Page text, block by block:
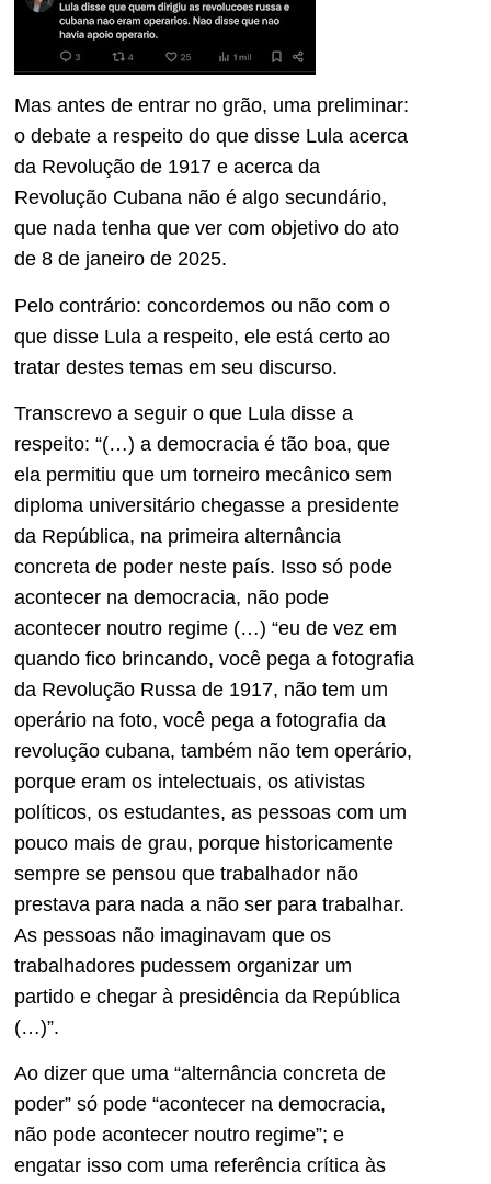
Mas antes de entrar no grão, uma preliminar:
o debate a respeito do que disse Lula acerca
da Revolução de 1917 e acerca da
Revolução Cubana não é algo secundário,
que nada tenha que ver com objetivo do ato
de 8 de janeiro de 2025.
Pelo contrário: concordemos ou não com o
que disse Lula a respeito, ele está certo ao
tratar destes temas em seu discurso.
Transcrevo a seguir o que Lula disse a
respeito: “(…) a democracia é tão boa, que
ela permitiu que um torneiro mecânico sem
diploma universitário chegasse a presidente
da República, na primeira alternância
concreta de poder neste país. Isso só pode
acontecer na democracia, não pode
acontecer noutro regime (…) “eu de vez em
quando fico brincando, você pega a fotografia
da Revolução Russa de 1917, não tem um
operário na foto, você pega a fotografia da
revolução cubana, também não tem operário,
porque eram os intelectuais, os ativistas
políticos, os estudantes, as pessoas com um
pouco mais de grau, porque historicamente
sempre se pensou que trabalhador não
prestava para nada a não ser para trabalhar.
As pessoas não imaginavam que os
trabalhadores pudessem organizar um
partido e chegar à presidência da República
(…)”.
Ao dizer que uma “alternância concreta de
poder” só pode “acontecer na democracia,
não pode acontecer noutro regime”; e
engatar isso com uma referência crítica às